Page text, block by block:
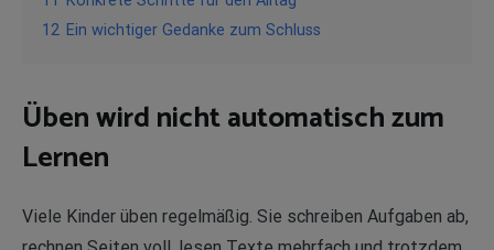
12 Ein wichtiger Gedanke zum Schluss
Üben wird nicht automatisch zum
Lernen
Viele Kinder üben regelmäßig. Sie schreiben Aufgaben ab,